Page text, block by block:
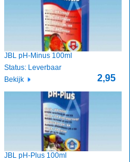
JBL pH-Minus 100ml
2,95
Status: Leverbaar
Bekijk
JBL pH-Plus 100ml